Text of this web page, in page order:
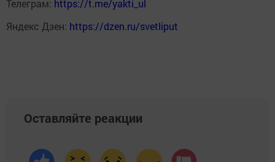
Телеграм: https://t.me/yakti_ul
Яндекс Дзен: https://dzen.ru/svetliput
Оставляйте реакции